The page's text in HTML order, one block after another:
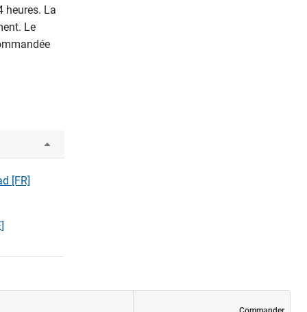
heures. La
Le
[FR]